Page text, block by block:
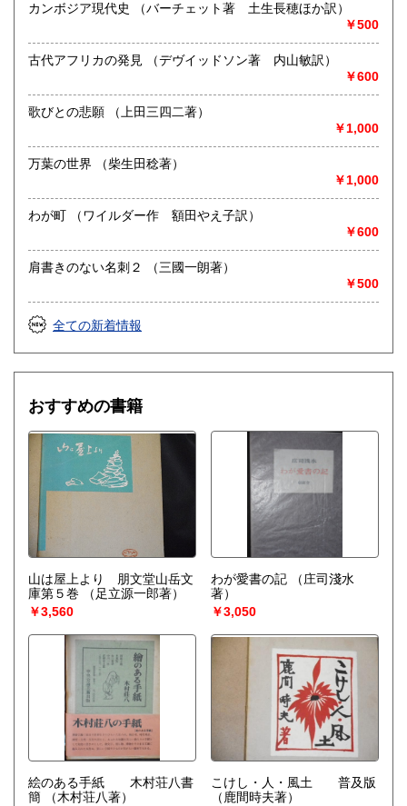
カンボジア現代史 （バーチェット著 土生長穂ほか訳）
￥500
古代アフリカの発見 （デヴイッドソン著 内山敏訳）
￥600
歌びとの悲願 （上田三四二著）
￥1,000
万葉の世界 （柴生田稔著）
￥1,000
わが町 （ワイルダー作 額田やえ子訳）
￥600
肩書きのない名刺２ （三國一朗著）
￥500
全ての新着情報
おすすめの書籍
山は屋上より 朋文堂山岳文
庫第５巻
（足立源一郎著）
￥3,560
わが愛書の記
（庄司淺水
著）
￥3,050
絵のある手紙 木村荘八書
簡
（木村荘八著）
こけし・人・風土 普及版
（鹿間時夫著）